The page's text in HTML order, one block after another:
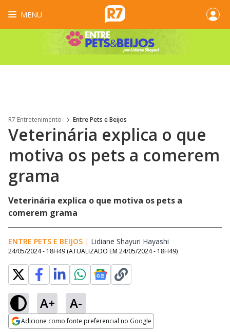
MENU
R7 Entretenimento Entre Pets e Beijos
Veterinária explica o que
motiva os pets a comerem
grama
Veterinária explica o que motiva os pets a
comerem grama
ENTRE PETS E BEIJOS | Lidiane Shayuri Hayashi
24/05/2024 - 18H49 (ATUALIZADO EM 24/05/2024 - 18H49)
A+ A-
Adicione como fonte preferencial no Google
Ativar
Loaded
29.06%